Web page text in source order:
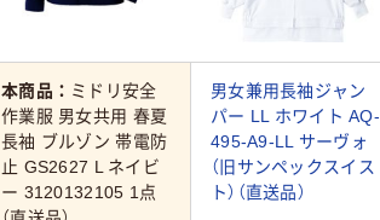
本商品： ミドリ安全
作業服 男女共用 春夏
長袖 ブルゾン 帯電防
止 GS2627 L ネイビ
ー 3120132105 1点
男女兼用長袖ジャン
パー LL ホワイト AQ-
495-A9-LL サーヴォ
（旧サンペックスイス
ト）（直送品）